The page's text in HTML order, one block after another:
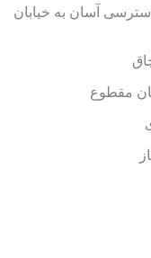
آسان به خیابان